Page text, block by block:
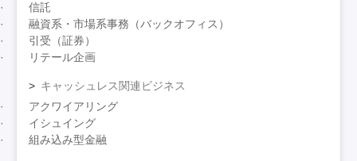
信託
融資系・市場系事務（バックオフィス）
引受（証券）
リテール企画
キャッシュレス関連ビジネス
アクワイアリング
イシュイング
組み込み型金融